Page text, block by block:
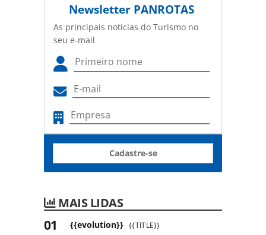
Newsletter PANROTAS
As principais notícias do Turismo no
seu e-mail
Cadastre-se
MAIS LIDAS
{{evolution}} {{TITLE}}